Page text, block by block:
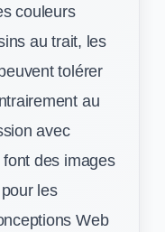
couleurs
au trait, les
tolérer
au
avec
des images
les
Web